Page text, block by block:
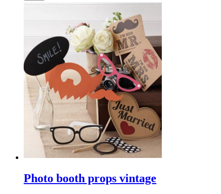
Photo booth props vintage